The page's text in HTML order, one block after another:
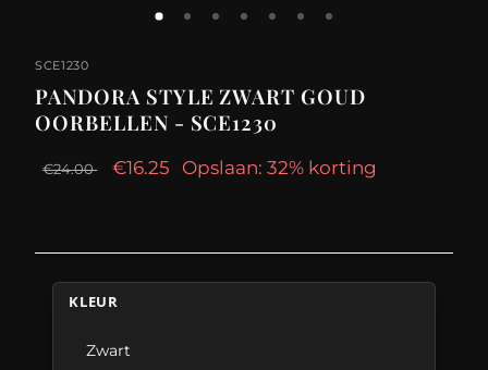
SCE1230
PANDORA STYLE ZWART GOUD
OORBELLEN - SCE1230
€24.00 €16.25 Opslaan: 32% korting
KLEUR
Zwart